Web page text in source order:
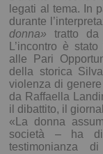
legati al tema. In
durante
donna» tratto da
L’incontro è
alle Pari
della storica
violenza di
da Raffaella
il dibattito, il
«La donna
società – ha
testimonianza